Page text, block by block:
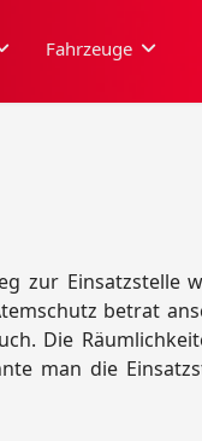
Fahrzeuge
zur Einsatzstelle
betrat
Die
man die